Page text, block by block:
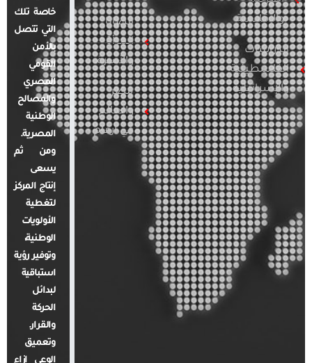
والإقليمية
الدراسات
الفلسطينية
والإسرائيلية
قضايا
المرأة
والأسرة
مصر
والعالم
في أرقام
خاصة تلك
التي تتصل
بالأمن
القومي
المصري
والمصالح
الوطنية
المصرية.
ومن ثم
يسعى
إنتاج المركز
لتغطية
الأولويات
الوطنية،
وتوفير رؤية
استباقية
لبدائل
الحركة
والقرار.
وتعميق
الوعي إزاء